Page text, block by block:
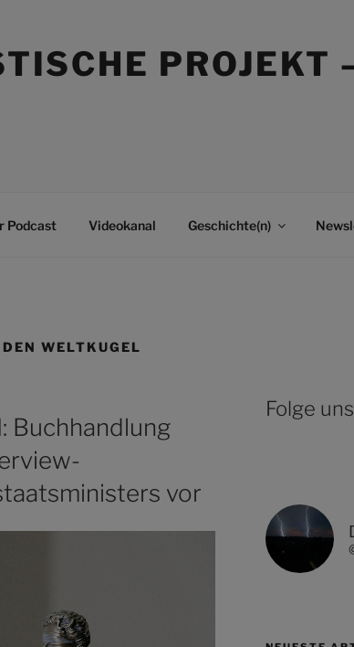
PROJEKT
Podcast Videokanal Geschichte(n)
WELTKUGEL
Buchhandlung
vor
Folge